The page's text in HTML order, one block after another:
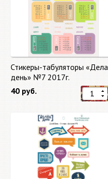
Стикеры-табуляторы
день» №7 2017г.
40 руб.